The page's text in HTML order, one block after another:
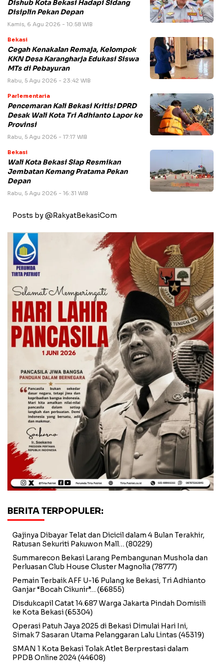
Dishub Kota Bekasi Hadapi Sidang
Disiplin Pekan Depan
Kamis, 6 Agu 2026 - 10:58 WIB
Bekasi
Cegah Kenakalan Remaja, Kelompok
KKN Desa Karangharja Edukasi Siswa
MTs di Pebayuran
Rabu, 5 Agu 2026 - 23:42 WIB
Parlementaria
Pencemaran Kali Bekasi Kritis! DPRD
Desak Wali Kota Tri Adhianto Lapor ke
Provinsi
Rabu, 5 Agu 2026 - 17:17 WIB
Bekasi
Wali Kota Bekasi Siap Resmikan
Jembatan Kemang Pratama Pekan
Depan
Rabu, 5 Agu 2026 - 16:31 WIB
Posts by @RakyatBekasiCom
BERITA TERPOPULER:
Gajinya Dibayar Telat dan Dicicil dalam 4 Bulan Terakhir,
Ratusan Sekuriti Pakuwon Mall… (80229)
Summarecon Bekasi Larang Pembangunan Mushola dan
Perluasan Club House Cluster Magnolia (78777)
Pemain Terbaik AFF U-16 Pulang ke Bekasi, Tri Adhianto
Ganjar “Bocah Cikunir”… (66855)
Disdukcapil Catat 14.687 Warga Jakarta Pindah Domisili
ke Kota Bekasi(65304)
Operasi Patuh Jaya 2025 di Bekasi Dimulai Hari Ini,
Simak 7 Sasaran Utama Pelanggaran Lalu Lintas (45319)
SMAN 1 Kota Bekasi Tolak Atlet Berprestasi dalam
PPDB Online 2024(44608)